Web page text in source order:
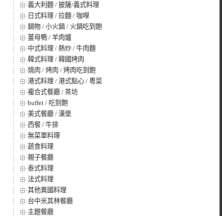
義大利麵 / 披薩/義式料理
日式料理 / 拉麵 / 咖哩
鍋物 / 小火鍋 / 火鍋吃到飽
薑母鴨 / 羊肉爐
中式料理 / 熱炒 / 牛肉麵
韓式料理 / 韓國烤肉
燒肉 / 烤肉 / 烤肉吃到飽
港式料理 / 港式點心 / 粵菜
複合式餐廳 / 茶坊
buffet / 吃到飽
美式餐廳 / 漢堡
西餐 / 牛排
無菜單料理
蔬食料理
親子餐廳
泰式料理
法式料理
其他異國料理
台中米其林餐廳
主題餐廳